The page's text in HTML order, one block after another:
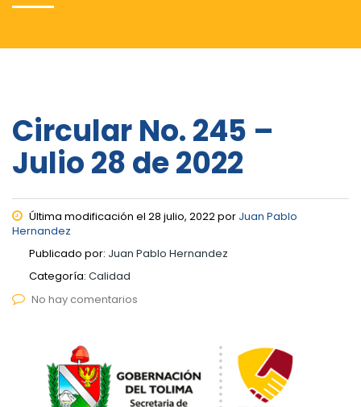
Circular No. 245 –
Julio 28 de 2022
Última modificación el 28 julio, 2022 por Juan Pablo
Hernandez
Publicado por: Juan Pablo Hernandez
Categoría: Calidad
No hay comentarios